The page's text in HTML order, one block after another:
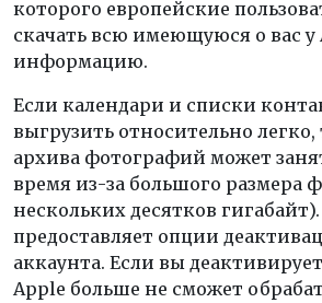
которого европейские
скачать всю имеющуюся о вас у
информацию.
Если календари и списки
выгрузить относительно легко,
архива фотографий может
время из-за большого размера
нескольких десятков
предоставляет опции
аккаунта. Если вы
Apple больше не сможет